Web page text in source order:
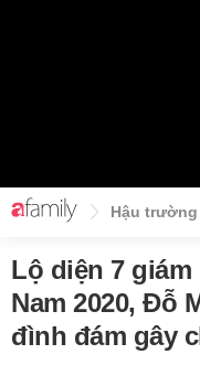
Hậu trường
Lộ diện 7 giám
Nam 2020, Đỗ
đình đám gây